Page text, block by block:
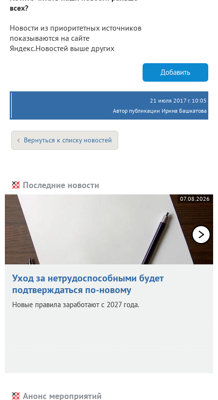
всех?
Новости из приоритетных источников
показываются на сайте
Яндекс.Новостей выше других
Добавить
21 июля 2017 г. 10:05
Автор публикации Ирина Башкатова
Вернуться к списку новостей
Последние новости
07.08.2026
Уход за нетрудоспособными будет
подтверждаться по-новому
Новые правила заработают с 2027 года.
Анонс мероприятий